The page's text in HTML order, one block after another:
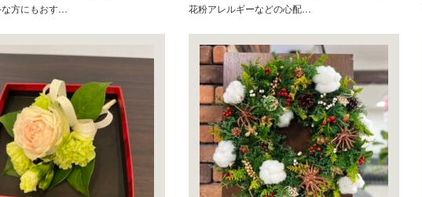
方にもおす…
花粉アレルギーなどの心配…